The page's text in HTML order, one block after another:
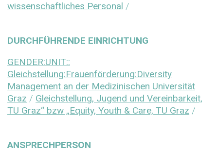
wissenschaftliches Personal /
DURCHFÜHRENDE EINRICHTUNG
GENDER:UNIT::
Gleichstellung:Frauenförderung:Diversity
Management an der Medizinischen Universität
Graz / Gleichstellung, Jugend und Vereinbarkeit,
TU Graz“ bzw „Equity, Youth & Care, TU Graz /
ANSPRECHPERSON